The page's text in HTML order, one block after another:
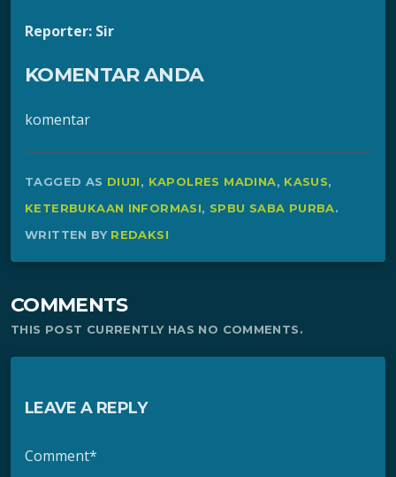
Reporter: Sir
KOMENTAR ANDA
komentar
TAGGED AS DIUJI, KAPOLRES MADINA, KASUS,
KETERBUKAAN INFORMASI, SPBU SABA PURBA.
WRITTEN BY REDAKSI
COMMENTS
THIS POST CURRENTLY HAS NO COMMENTS.
LEAVE A REPLY
Comment*